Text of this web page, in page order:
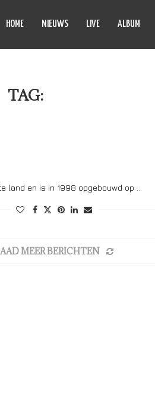
HOME NIEUWS LIVE ALBUM
TAG:
land en is in 1998 opgebouwd op …
MEER BERICHTEN